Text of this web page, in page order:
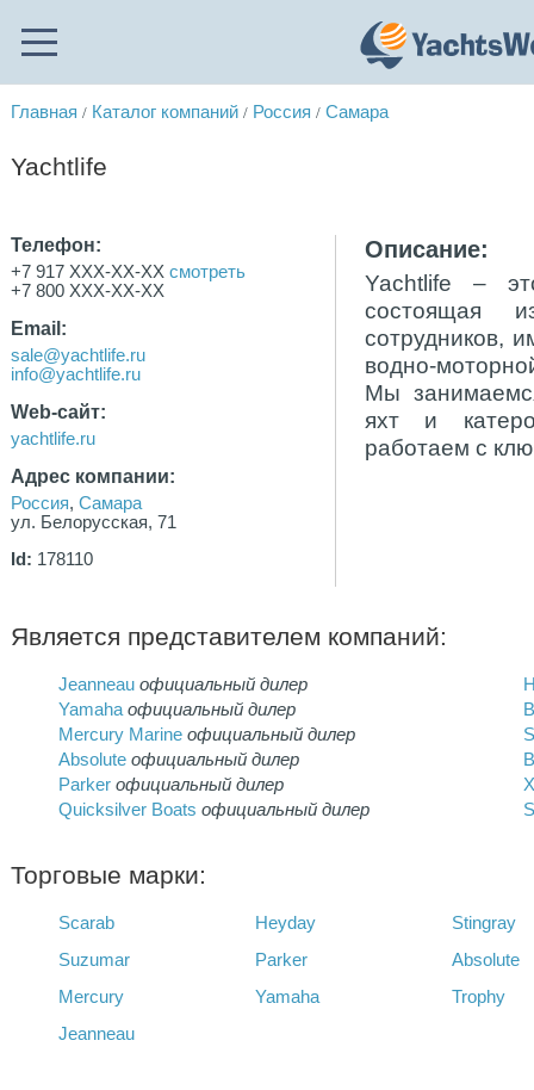
Главная / Каталог компаний / Россия / Самара
Yachtlife
Телефон:
+7 917 XXX-XX-XX
+7 800 XXX-XX-XX
смотреть
Email:
sale@yachtlife.ru
info@yachtlife.ru
Web-сайт:
yachtlife.ru
Адрес компании:
Россия,Самара
ул. Белорусская, 71
Id: 178110
Описание:
Yachtlife –
состоящая
сотрудников,
водно-
Мы
яхт и
работаем с
Является представителем компаний:
Jeanneau официальный дилер
Yamaha официальный дилер
Mercury Marine официальный дилер
Absolute официальный дилер
Parker официальный дилер
Quicksilver Boats официальный дилер
Торговые марки:
Scarab Heyday
Stingray
Suzumar
Parker
Absolute
Mercury
Yamaha
Trophy
Jeanneau